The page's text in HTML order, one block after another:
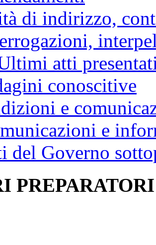
di indirizzo,
atti
conoscitive
e
e
del Governo